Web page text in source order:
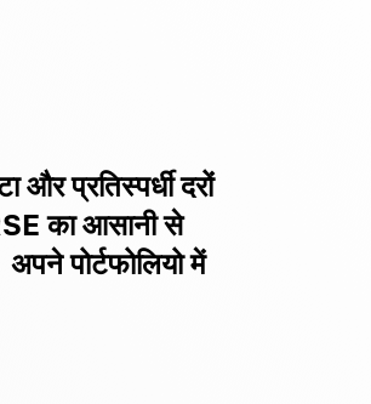
और प्रतिस्पर्धी दरों
का आसानी से
पोर्टफोलियो में